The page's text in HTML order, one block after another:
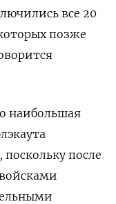
все 20
позже
наибольшая
после